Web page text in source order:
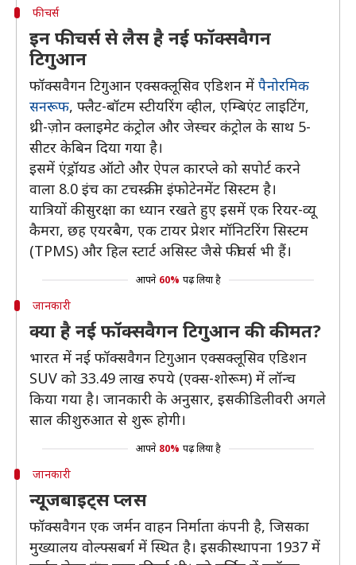
फीचर्स
इन फीचर्स से लैस है नई फॉक्सवैगन
टिगुआन
फॉक्सवैगन टिगुआन एक्सक्लूसिव एडिशन में पैनोरमिक
सनरूफ, फ्लैट-बॉटम स्टीयरिंग व्हील, एम्बिएंट लाइटिंग,
थ्री-ज़ोन क्लाइमेट कंट्रोल और जेस्चर कंट्रोल के साथ 5-
सीटर केबिन दिया गया है।
इसमें एंड्रॉयड ऑटो और ऐपल कारप्ले को सपोर्ट करने
वाला 8.0 इंच का टचस्क्रीन इंफोटेनमेंट सिस्टम है।
यात्रियों की सुरक्षा का ध्यान रखते हुए इसमें एक रियर-व्यू
कैमरा, छह एयरबैग, एक टायर प्रेशर मॉनिटरिंग सिस्टम
(TPMS) और हिल स्टार्ट असिस्ट जैसे फीचर्स भी हैं।
आपने 60% पढ़ लिया है
जानकारी
क्या है नई फॉक्सवैगन टिगुआन की कीमत?
भारत में नई फॉक्सवैगन टिगुआन एक्सक्लूसिव एडिशन
SUV को 33.49 लाख रुपये (एक्स-शोरूम) में लॉन्च
किया गया है। जानकारी के अनुसार, इसकी डिलीवरी अगले
साल की शुरुआत से शुरू होगी।
आपने 80% पढ़ लिया है
जानकारी
न्यूजबाइट्स प्लस
फॉक्सवैगन एक जर्मन वाहन निर्माता कंपनी है, जिसका
मुख्यालय वोल्फ्सबर्ग में स्थित है। इसकी स्थापना 1937 में